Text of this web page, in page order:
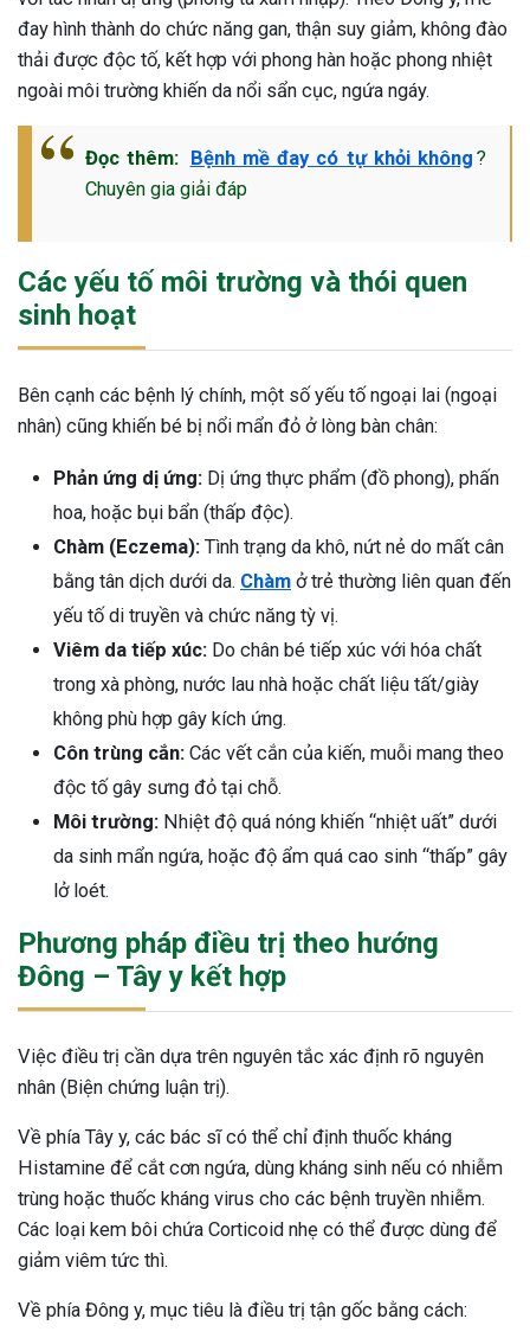
đay hình thành do chức năng gan, thận suy giảm, không đào
thải được độc tố, kết hợp với phong hàn hoặc phong nhiệt
ngoài môi trường khiến da nổi sẩn cục, ngứa ngáy.
Đọc thêm: Bệnh mề đay có tự khỏi không ?
Chuyên gia giải đáp
Các yếu tố môi trường và thói quen
sinh hoạt
Bên cạnh các bệnh lý chính, một số yếu tố ngoại lai (ngoại
nhân) cũng khiến bé bị nổi mẩn đỏ ở lòng bàn chân:
Phản ứng dị ứng: Dị ứng thực phẩm (đồ phong), phấn
hoa, hoặc bụi bẩn (thấp độc).
Chàm (Eczema): Tình trạng da khô, nứt nẻ do mất cân
bằng tân dịch dưới da. Chàm ở trẻ thường liên quan đến
yếu tố di truyền và chức năng tỳ vị.
Viêm da tiếp xúc: Do chân bé tiếp xúc với hóa chất
trong xà phòng, nước lau nhà hoặc chất liệu tất/giày
không phù hợp gây kích ứng.
Côn trùng cắn: Các vết cắn của kiến, muỗi mang theo
độc tố gây sưng đỏ tại chỗ.
Môi trường: Nhiệt độ quá nóng khiến “nhiệt uất” dưới
da sinh mẩn ngứa, hoặc độ ẩm quá cao sinh “thấp” gây
lở loét.
Phương pháp điều trị theo hướng
Đông – Tây y kết hợp
Việc điều trị cần dựa trên nguyên tắc xác định rõ nguyên
nhân (Biện chứng luận trị).
Về phía Tây y, các bác sĩ có thể chỉ định thuốc kháng
Histamine để cắt cơn ngứa, dùng kháng sinh nếu có nhiễm
trùng hoặc thuốc kháng virus cho các bệnh truyền nhiễm.
Các loại kem bôi chứa Corticoid nhẹ có thể được dùng để
giảm viêm tức thì.
Về phía Đông y, mục tiêu là điều trị tận gốc bằng cách: